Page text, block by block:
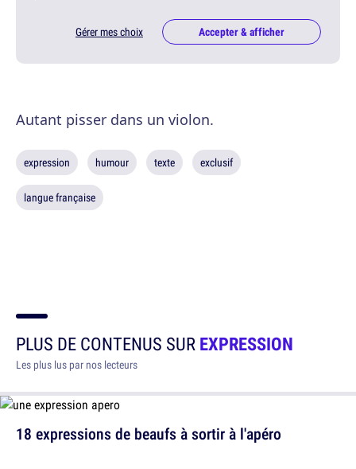
Gérer mes choix Accepter & afficher
Autant pisser dans un violon.
expression humour texte exclusif
langue française
PLUS DE CONTENUS SUREXPRESSION
Les plus lus par nos lecteurs
18 expressions de beaufs à sortir à l'apéro